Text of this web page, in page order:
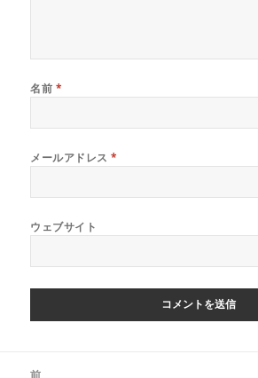
名前 *
メールアドレス*
ウェブサイト